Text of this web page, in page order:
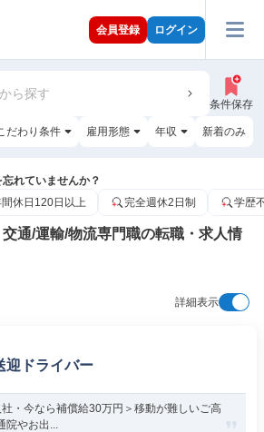
会員登録 ログイン
ら探す
条件保存
だわり条件 雇用形態 年収 新着のみ
れていませんか？
間休日120日以上 完全週休2日制 学歴
通/運輸/物流専門職の転職・求人情
詳細表示
迎ドライバー
・今なら補償給30万円＞移動が難しいご高
院やお出...